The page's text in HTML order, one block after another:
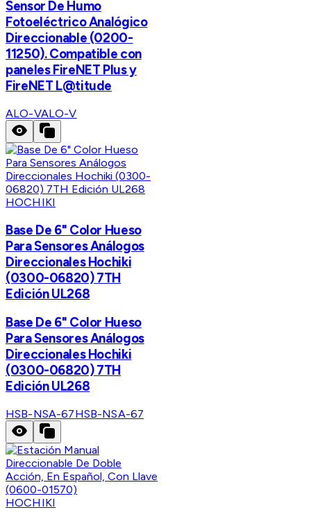
Sensor De Humo
Fotoeléctrico Analógico
Direccionable (0200-
11250). Compatible con
paneles FireNET Plus y
FireNET L@titude
ALO-VALO-V
HOCHIKI
Base De 6" Color Hueso
Para Sensores Análogos
Direccionales Hochiki
(0300-06820) 7TH
Edición UL268
Base De 6" Color Hueso
Para Sensores Análogos
Direccionales Hochiki
(0300-06820) 7TH
Edición UL268
HSB-NSA-67HSB-NSA-67
HOCHIKI